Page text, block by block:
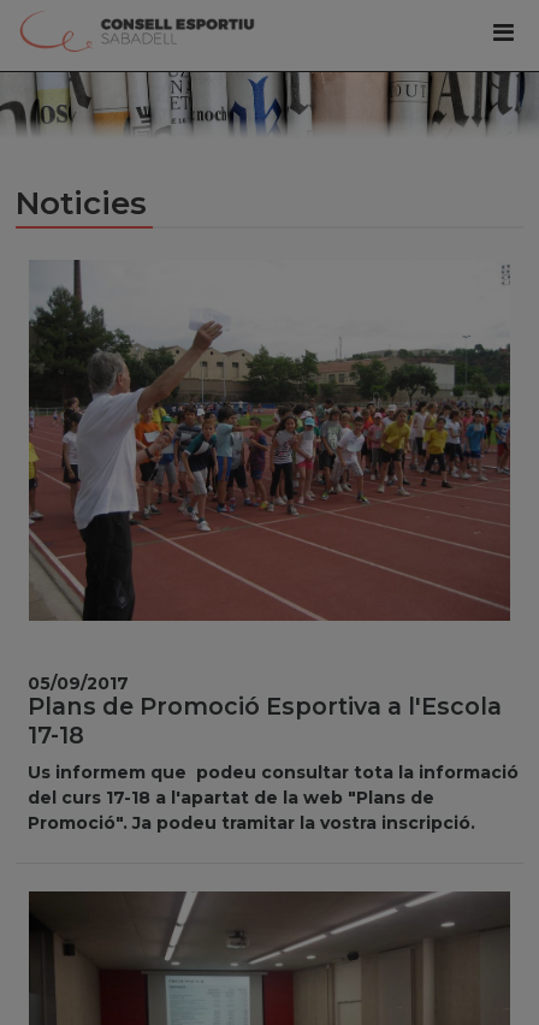
Noticies
Plans de Promoció Esportiva a l'Escola
17-18
Us informem que podeu consultar tota la informació
del curs 17-18 a l'apartat de la web "Plans de
Promoció". Ja podeu tramitar la vostra inscripció.
05/09/2017